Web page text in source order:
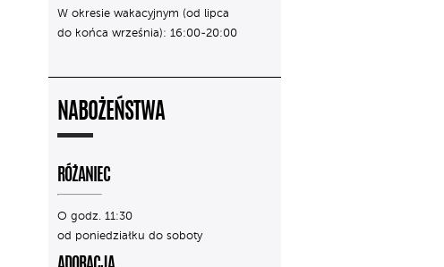
W okresie wakacyjnym (od lipca
do końca września): 16:00-20:00
NABOŻEŃSTWA
RÓŻANIEC
O godz. 11:30
od poniedziałku do soboty